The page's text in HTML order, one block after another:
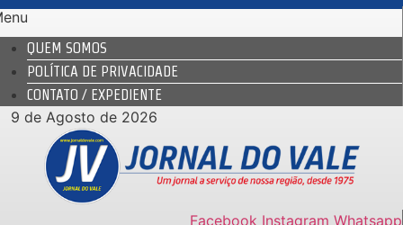
Ir
para
conteúdo
QUEM SOMOS
POLÍTICA DE PRIVACIDADE
CONTATO / EXPEDIENTE
9 de Agosto de 2026
Facebook Instagram Whatsapp